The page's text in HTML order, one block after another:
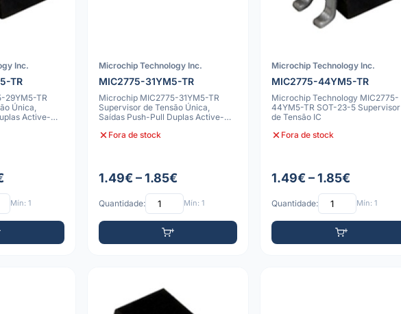
Inc.
TR
29YM5-TR
Única,
Active-
Mín: 1
Microchip Technology Inc.
MIC2775-31YM5-TR
Microchip MIC2775-31YM5-TR
Supervisor de Tensão Única,
Saídas Push-Pull Duplas Active-
Fora de stock
1.49€ – 1.85€
Quantidade: Mín: 1
Microchip Technology Inc.
MIC2775-44YM5-TR
Microchip Technology MIC2775-
44YM5-TR SOT-23-5 Supervisor
de Tensão IC
Fora de stock
1.49€ – 1.85€
Quantidade: Mín: 1